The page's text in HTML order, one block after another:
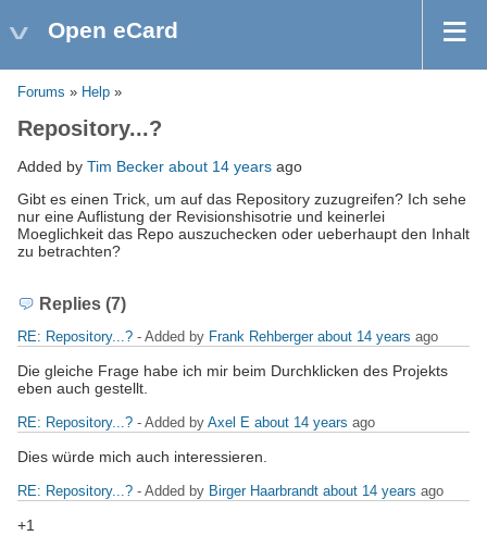
Open eCard
Forums » Help »
Repository...?
Added by Tim Becker about 14 years ago
Gibt es einen Trick, um auf das Repository zuzugreifen? Ich sehe
nur eine Auflistung der Revisionshisotrie und keinerlei
Moeglichkeit das Repo auszuchecken oder ueberhaupt den Inhalt
zu betrachten?
Replies (7)
RE: Repository...? - Added by Frank Rehberger about 14 years ago
Die gleiche Frage habe ich mir beim Durchklicken des Projekts
eben auch gestellt.
RE: Repository...? - Added by Axel E about 14 years ago
Dies würde mich auch interessieren.
RE: Repository...? - Added by Birger Haarbrandt about 14 years ago
+1